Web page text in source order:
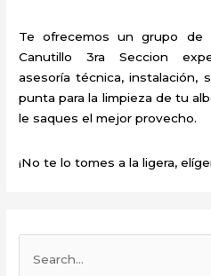
Te ofrecemos un grupo de
Canutillo 3ra Seccion
asesoría técnica, instalación,
punta para la limpieza de tu
le saques el mejor provecho.
¡No te lo tomes a la ligera,